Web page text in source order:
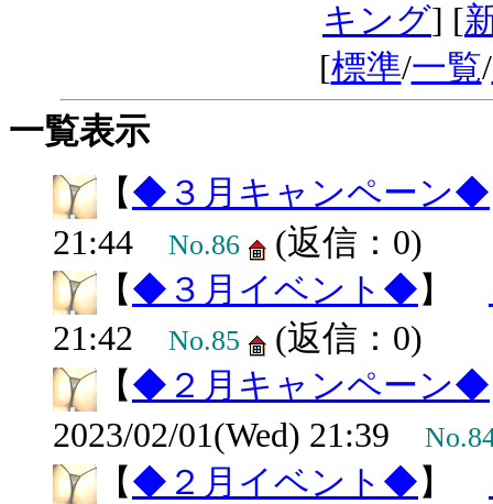
キング] [
[標準/一覧/
一覧表示
【 ◆３月キャンペーン◆
21:44 No.86
(返信：0)
【◆３月イベント◆】
21:42 No.85
(返信：0)
【 ◆２月キャンペーン◆
2023/02/01(Wed) 21:39
【 ◆２月イベント◆ 】